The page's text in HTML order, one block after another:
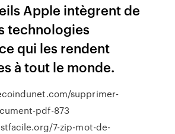
Apple intègrent de
technologies
qui les rendent
à tout le monde.
supprimer-
pdf-873
7-zip-mot-de-